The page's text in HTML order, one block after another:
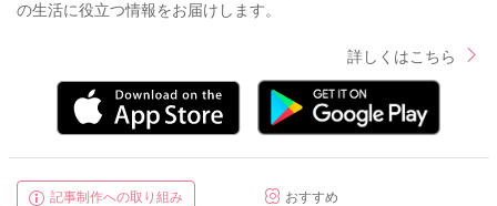
の生活に役立つ情報をお届けします。
詳しくはこちら
記事制作への取り組み
おすすめ